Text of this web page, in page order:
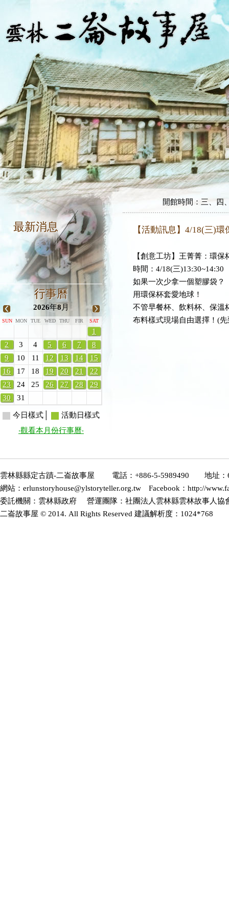
最新消息
行事曆
2026年8 月
SUN MON TUE WED THU FIR SAT
1
2
3 4 5 6 7
8
9
10 11 12 13 14
15
16
17 18 19 20 21
22
23
24 25 26 27 28
29
30
31
今日樣式│
活動日樣式
‧觀看本月份行事曆‧
開館時間：三、四
開館時間：三、四
【活動訊息】4/18(三)
【創意工坊】王菁菁：環
時間：4/18(三)13:30~14:30
如果一次少拿一個塑膠袋？
用環保杯套愛地球！
不管早餐杯、飲料杯、保溫
布料樣式現場自由選擇！(
雲林縣縣定古蹟-二崙故事屋 電話：+886-5-5989490 地址：
網站：erlunstoryhouse@ylstoryteller.org.tw Facebook：http://
委託機關：雲林縣政府 營運團隊：社團法人雲林縣雲林故事人協
二崙故事屋 © 2014. All Rights Reserved 建議解析度：1024*768